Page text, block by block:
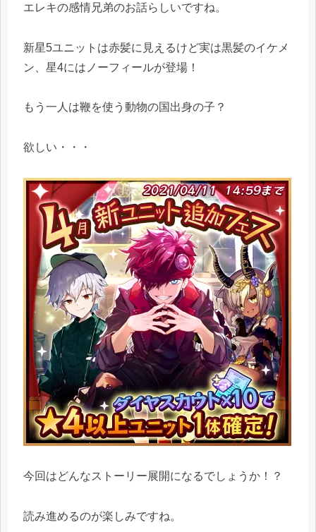
エレキの感情兄弟のお話らしいですね。
新星5ユニットは赤髪に見えるけど実は黒髪のイケメ
ン、星4にはノーフィールが登場！
もう一人は鞭を使う動物の国出身の子？
欲しい・・・
今回はどんなストーリー展開になるでしょうか！？
読み進めるのが楽しみですね。